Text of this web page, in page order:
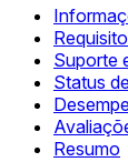
Suporte
Status
Resumo